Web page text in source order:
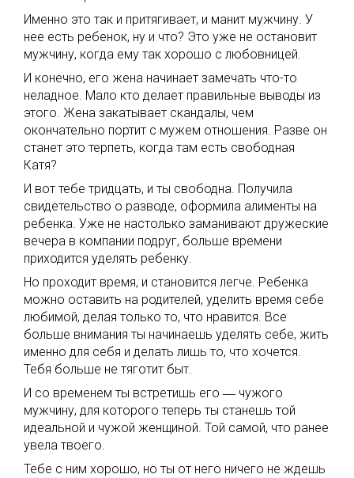
Именно это так и притягивает, и манит мужчину. У
нее есть ребенок, ну и что? Это уже не остановит
мужчину, когда ему так хорошо с любовницей.
И конечно, его жена начинает замечать что-то
неладное. Мало кто делает правильные выводы из
этого. Жена закатывает скандалы, чем
окончательно портит с мужем отношения. Разве он
станет это терпеть, когда там есть свободная
Катя?
И вот тебе тридцать, и ты свободна. Получила
свидетельство о разводе, оформила алименты на
ребенка. Уже не настолько заманивают дружеские
вечера в компании подруг, больше времени
приходится уделять ребенку.
Но проходит время, и становится легче. Ребенка
можно оставить на родителей, уделить время себе
любимой, делая только то, что нравится. Все
больше внимания ты начинаешь уделять себе, жить
именно для себя и делать лишь то, что хочется.
Тебя больше не тяготит быт.
И со временем ты встретишь его ― чужого
мужчину, для которого теперь ты станешь той
идеальной и чужой женщиной. Той самой, что ранее
увела твоего.
Тебе с ним хорошо, но ты от него ничего не ждешь